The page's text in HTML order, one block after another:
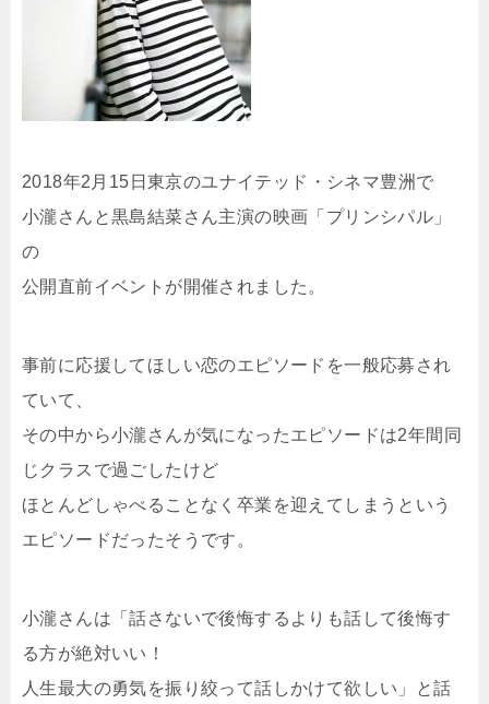
2018年2月15日東京のユナイテッド・シネマ豊洲で
小瀧さんと黒島結菜さん主演の映画「プリンシパル」
の
公開直前イベントが開催されました。
事前に応援してほしい恋のエピソードを一般応募され
ていて、
その中から小瀧さんが気になったエピソードは2年間同
じクラスで過ごしたけど
ほとんどしゃべることなく卒業を迎えてしまうという
エピソードだったそうです。
小瀧さんは「話さないで後悔するよりも話して後悔す
る方が絶対いい！
人生最大の勇気を振り絞って話しかけて欲しい」と話